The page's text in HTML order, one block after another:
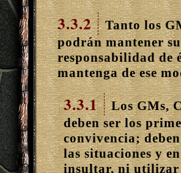
3.3.2
Tanto los
podrán mantener
responsabilidad de
mantenga de ese
3.3.1
Los GMs,
deben ser los
convivencia;
las situaciones y
insultar, ni utilizar